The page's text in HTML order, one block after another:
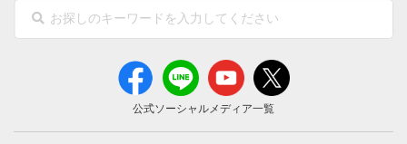
公式ソーシャルメディア一覧